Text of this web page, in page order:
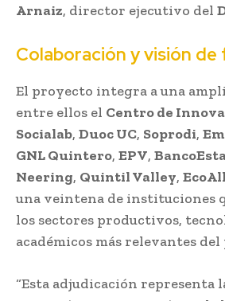
Arnaiz, director ejecutivo del
Colaboración y visión
El proyecto integra a una
entre ellos el Centro de
Socialab, Duoc UC, Soprodi,
GNL Quintero, EPV,
Neering, Quintil Valley,
una veintena de instituciones
los sectores productivos,
académicos más relevantes del
“Esta adjudicación representa